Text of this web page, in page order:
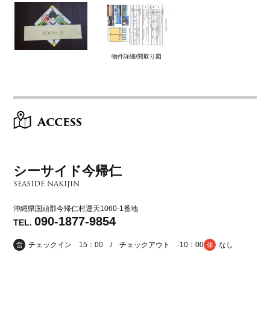
物件詳細/間取り図
Access
シーサイド今帰仁
SEASIDE NAKIJIN
沖縄県国頭郡今帰仁村運天1060-1番地
TEL.090-1877-9854
営 チェックイン 15：00 / チェックアウト -10：00 休 なし